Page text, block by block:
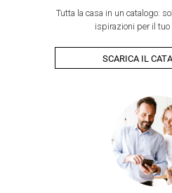
Tutta la casa in un catalogo:
ispirazioni per il tuo
SCARICA IL